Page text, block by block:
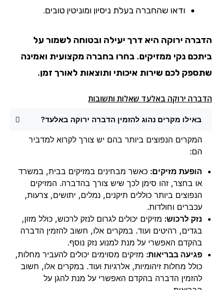
ודאו שהחברה בעלת ניסיון ומוניטין טובים.
הדברה ירוקה היא דרך יעילה ובטוחה לשמור על
ביתכם נקי ממזיקים. בחרו בחברה מקצועית ואמינה
שתספק לכם שירות איכותי ותוצאות לאורך זמן.
הדברה ירוקה באלעד שאלות ותשובות
באילו מקרים נהוג להזמין הדברה ירוקה באלעד?
המקרים הנפוצים ביותר בהם יש צורך לקרוא למדביר
הם:
הופעת מזיקים: כאשר מבחינים במזיקים בבית, במשרד
או בחצר, זהו סימן לכך שיש צורך בהדברה. המזיקים
הנפוצים ביותר כוללים תיקנים, נמלים, יתושים, צרעות,
עכברים וחולדות.
נזק לרכוש: מזיקים יכולים לגרום לנזק לרכוש, כולל מזון,
בגדים, רהיטים ועוד. במקרים אלו, חשוב להזמין הדברה
בהקדם האפשרי על מנת למנוע נזק נוסף.
פגיעה בבריאות: מזיקים מסוימים יכולים להעביר מחלות,
כולל מחלות זיהומיות, אלרגיות ועוד. במקרים אלו, חשוב
להזמין הדברה בהקדם האפשרי על מנת להגן על